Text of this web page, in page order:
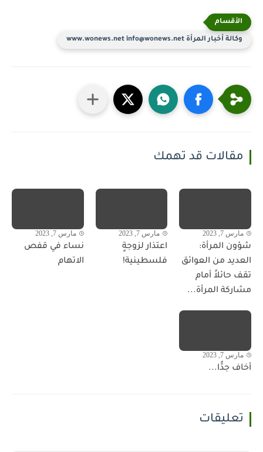
وكالة أخبار المرأة www.wonews.net info@wonews.net
مقالات قد تهمك
مارس 7, 2023
شؤون المرأة:
العديد من العوائق
تقف حائلاً أمام
مشاركة المرأة...
مارس 7, 2023
اعتذار لزوجةٍ
فلسطينية!
مارس 7, 2023
نساء في قفص
الاتهام
مارس 7, 2023
أخاف جدًّا...
تعليقات